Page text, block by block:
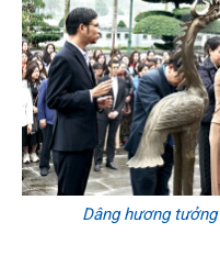
Dâng hương